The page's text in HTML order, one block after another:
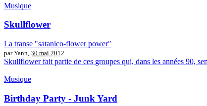
Musique
Skullflower
La transe "satanico-flower power"
par Yann, 30 mai 2012
Skullflower fait partie de ces groupes qui, dans les années 90,
Musique
Birthday Party - Junk Yard